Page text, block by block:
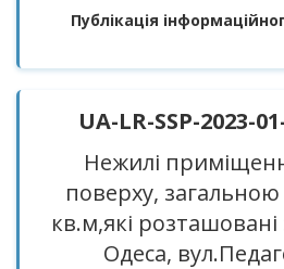
Публікація
UA-LR-SSP-2023-
Нежилі
поверху,
кв.м,які
Одеса,